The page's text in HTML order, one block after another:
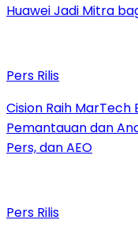
Huawei Jadi Mitra
Pers Rilis
Cision Raih
Pemantauan dan
Pers, dan AEO
Pers Rilis